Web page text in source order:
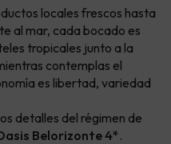
locales frescos hasta
al mar, cada bocado es
tropicales junto a la
contemplas el
es libertad, variedad
detalles del régimen de
Belorizonte 4*.